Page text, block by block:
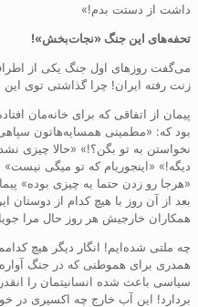
داشت از دستت بدم!»
تحفه‌های این جنگ «نجات‌بخش»!
می‌گفت روزهای اول جنگ یکی از
زنت رفته ایران! چرا گذاشتی توی این
پیمان از اتفاقی که برای خانه‌مان
بود که: «مطمینی همسایه‌هاتون
نخواستن به تو بگن؟!» «حالا چیزی
دیگه!» «اینجوریام که تو میگی
«هرجا رو زدن حتما یه چیزی بوده»
بعد از آن روز با هیچ کدام از دوستان
همکاران خارجیش هر روز حال مرا
چه ملتی شده‌ایم! انگار دیگر هیچ
همدری برای هموطنی که در جنگ
سیاسی باعث شده انسانیتمان را
بردارد! این آب خارج چه اکسیری در